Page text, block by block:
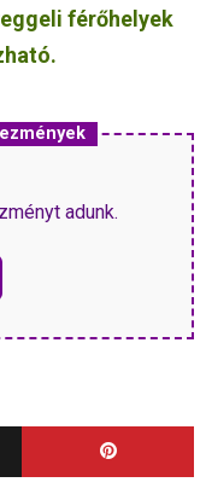
férőhelyek
adunk.